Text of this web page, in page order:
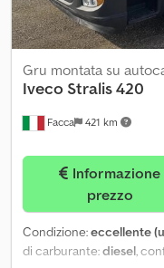
Facca 421 km
Gru montata su
Iveco Stralis 420
prezzo
Condizione:eccellente
di carburante:diesel,